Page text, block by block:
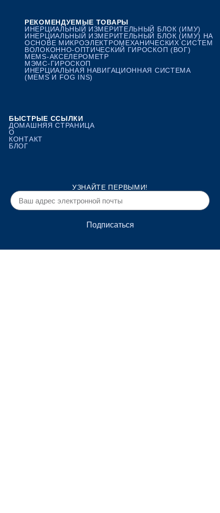
РЕКОМЕНДУЕМЫЕ ТОВАРЫ
ИНЕРЦИАЛЬНЫЙ ИЗМЕРИТЕЛЬНЫЙ БЛОК (ИМУ)
ИНЕРЦИАЛЬНЫЙ ИЗМЕРИТЕЛЬНЫЙ БЛОК (ИМУ) НА
ОСНОВЕ МИКРОЭЛЕКТРОМЕХАНИЧЕСКИХ СИСТЕМ
ВОЛОКОННО-ОПТИЧЕСКИЙ ГИРОСКОП (ВОГ)
MEMS-АКСЕЛЕРОМЕТР
МЭМС-ГИРОСКОП
ИНЕРЦИАЛЬНАЯ НАВИГАЦИОННАЯ СИСТЕМА
(MEMS И FOG INS)
БЫСТРЫЕ ССЫЛКИ
ДОМАШНЯЯ СТРАНИЦА
О
КОНТАКТ
БЛОГ
УЗНАЙТЕ ПЕРВЫМИ!
Подписаться